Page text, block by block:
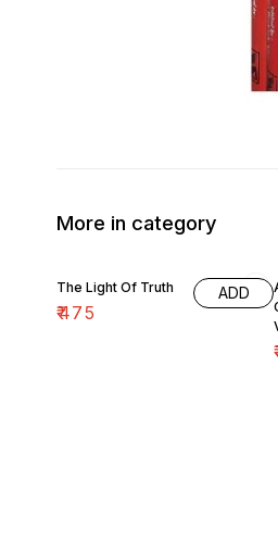
More in category
The Light Of Truth
₹475
ADD
₹